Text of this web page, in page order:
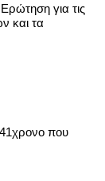
για τις
και τα
που